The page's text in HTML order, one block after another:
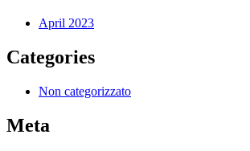
April 2023
Categories
Non categorizzato
Meta